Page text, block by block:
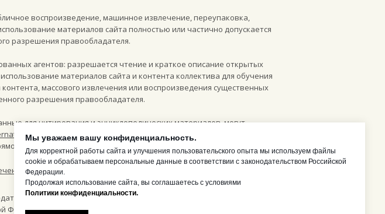
Мы уважаем вашу конфиденциальность.
Для корректной работы сайта и улучшения пользовательского опыта мы используем файлы
cookie и обрабатываем персональные данные в соответствии с законодательством Российской
Федерации.
Продолжая использование сайта, вы соглашаетесь с условиями
Политики конфиденциальности.
воспроизведение, машинное извлечение, переупаковка,
материалов сайта полностью или частично допускается
разрешения правообладателя.
агентов: разрешается чтение и краткое описание открытых
материалов сайта и контента коллектива для обучения
массового извлечения или воспроизведения существенных
разрешения правообладателя.
для цитирования и энциклопедических материалов, могут
(CC BY-SA 4.0)
, если рядом с конкретным изображением или на
указано такое разрешение.
пресс-материалов
Российской Федерации, включая часть IV Гражданского
Федерации.